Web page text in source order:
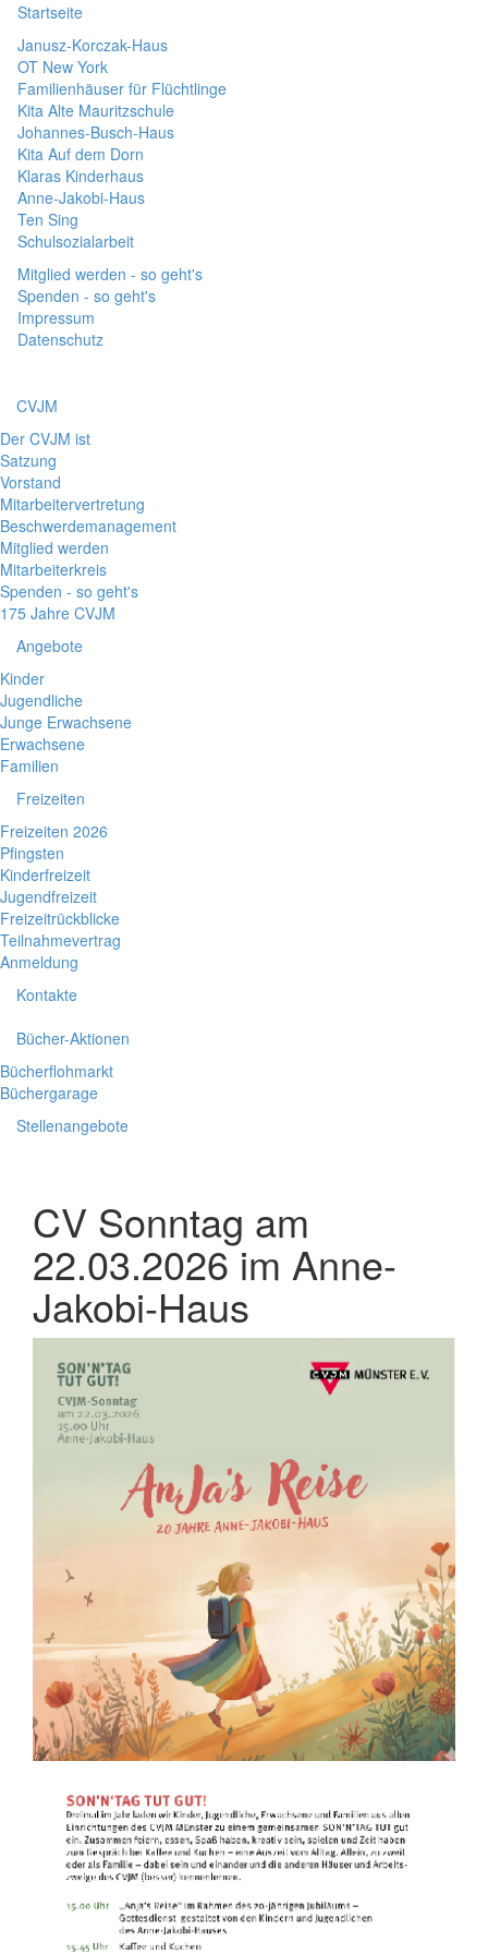
Startseite
Janusz-Korczak-Haus
OT New York
Familienhäuser für Flüchtlinge
Kita Alte Mauritzschule
Johannes-Busch-Haus
Kita Auf dem Dorn
Klaras Kinderhaus
Anne-Jakobi-Haus
Ten Sing
Schulsozialarbeit
Mitglied werden - so geht's
Spenden - so geht's
Impressum
Datenschutz
CVJM
Der CVJM ist
Satzung
Vorstand
Mitarbeitervertretung
Beschwerdemanagement
Mitglied werden
Mitarbeiterkreis
Spenden - so geht's
175 Jahre CVJM
Angebote
Kinder
Jugendliche
Junge Erwachsene
Erwachsene
Familien
Freizeiten
Freizeiten 2026
Pfingsten
Kinderfreizeit
Jugendfreizeit
Freizeitrückblicke
Teilnahmevertrag
Anmeldung
Kontakte
Bücher-Aktionen
Bücherflohmarkt
Büchergarage
Stellenangebote
CV Sonntag am
22.03.2026 im Anne-
Jakobi-Haus